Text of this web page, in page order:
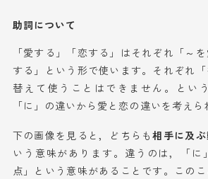
助詞について
「愛する」「恋する」はそれぞれ「～
する」という形で使います。それぞれ
替えて使うことはできません。とい
「に」の違いから愛と恋の違いを考えら
下の画像を見ると，どちらも相手に及
いう意味があります。違うのは，「に
点」という意味があることです。このこ